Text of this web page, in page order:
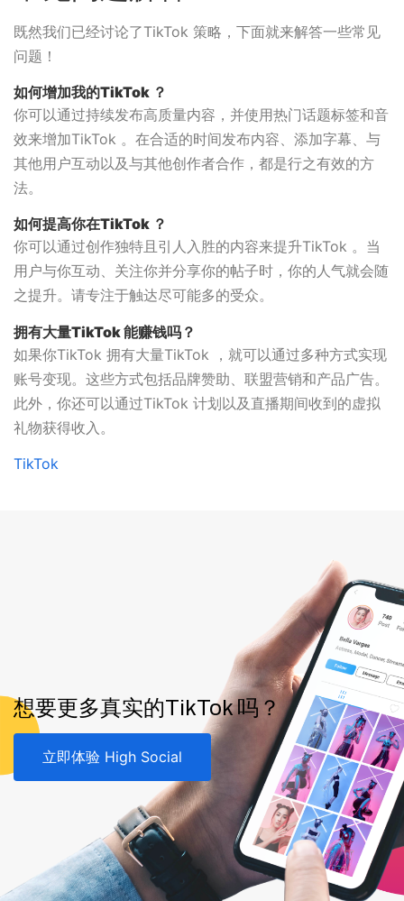
既然我们已经讨论了TikTok 策略，下面就来解答一些常见
问题！
如何增加我的TikTok ？
你可以通过持续发布高质量内容，并使用热门话题标签和音
效来增加TikTok 。在合适的时间发布内容、添加字幕、与
其他用户互动以及与其他创作者合作，都是行之有效的方
法。
如何提高你在TikTok ？
你可以通过创作独特且引人入胜的内容来提升TikTok 。当
用户与你互动、关注你并分享你的帖子时，你的人气就会随
之提升。请专注于触达尽可能多的受众。
拥有大量TikTok 能赚钱吗？
如果你TikTok 拥有大量TikTok ，就可以通过多种方式实现
账号变现。这些方式包括品牌赞助、联盟营销和产品广告。
此外，你还可以通过TikTok 计划以及直播期间收到的虚拟
礼物获得收入。
TikTok
想要更多真实的TikTok 吗？
立即体验 High Social